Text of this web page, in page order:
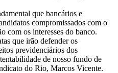
que bancários e
compromissados com o
com os interesses do banco.
que irão defender os
previdenciários dos
de nosso fundo de
do Rio, Marcos Vicente.